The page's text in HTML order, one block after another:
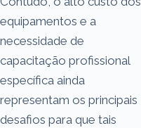
equipamentos e a
necessidade de
capacitação profissional
específica ainda
representam os principais
desafios para que tais